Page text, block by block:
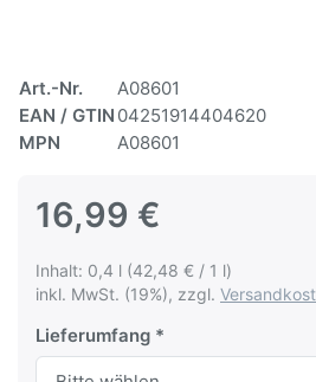
Art.-Nr.
A08601
EAN / GTIN 04251914404620
MPN
A08601
16,99 €
Inhalt: 0,4 l (42,48 € / 1 l)
inkl. MwSt. (19%), zzgl.
Lieferumfang